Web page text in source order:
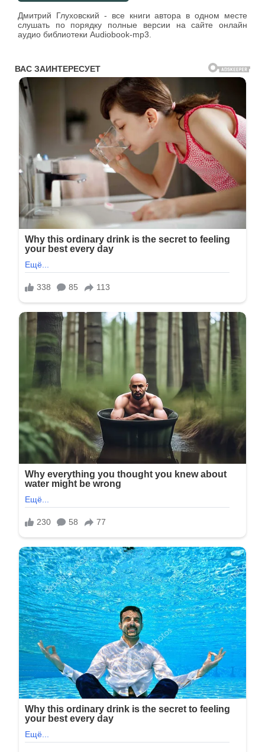
Дмитрий Глуховский - все книги автора в одном месте
слушать по порядку полные версии на сайте онлайн
аудио библиотеки Audiobook-mp3.